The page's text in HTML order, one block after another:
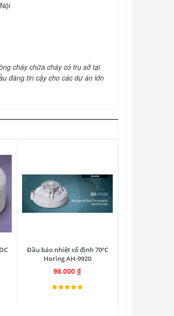
cháy chữa cháy có trụ sở tại
đáng tin cậy cho các dự án lớn
Đầu báo nhiệt cố định 70ºC
Horing AH-9920
98.000₫